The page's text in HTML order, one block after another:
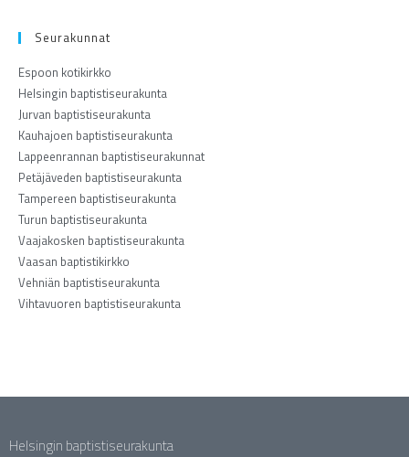
Seurakunnat
Espoon kotikirkko
Helsingin baptistiseurakunta
Jurvan baptistiseurakunta
Kauhajoen baptistiseurakunta
Lappeenrannan baptistiseurakunnat
Petäjäveden baptistiseurakunta
Tampereen baptistiseurakunta
Turun baptistiseurakunta
Vaajakosken baptistiseurakunta
Vaasan baptistikirkko
Vehniän baptistiseurakunta
Vihtavuoren baptistiseurakunta
Helsingin baptistiseurakunta